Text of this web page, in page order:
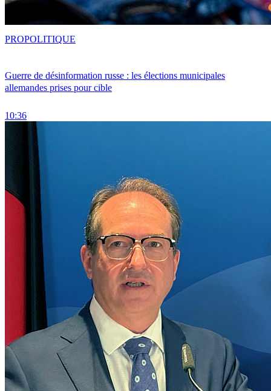
Guerre de désinformation russe : les élections municipales
allemandes prises pour cible
10:36
PROPOLITIQUE